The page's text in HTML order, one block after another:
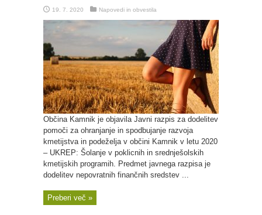
19. 7. 2020 Napovedi in obvestila
Občina Kamnik je objavila Javni razpis za dodelitev
pomoči za ohranjanje in spodbujanje razvoja
kmetijstva in podeželja v občini Kamnik v letu 2020
– UKREP: Šolanje v poklicnih in srednješolskih
kmetijskih programih. Predmet javnega razpisa je
dodelitev nepovratnih finančnih sredstev ...
Preberi več »